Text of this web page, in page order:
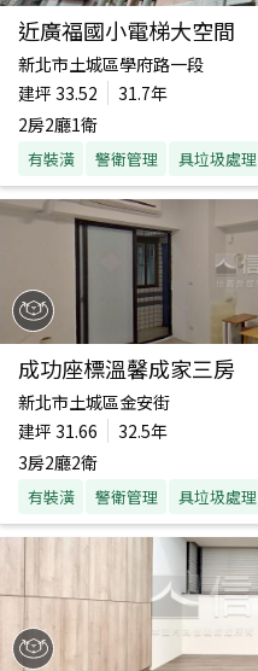
近廣福國小電梯大空間
新北市土城區學府路一段
建坪 33.52
31.7年
2房2廳1衛
有裝潢 警衛管理 具垃圾處理
成功座標溫馨成家三房
新北市土城區金安街
建坪 31.66
32.5年
3房2廳2衛
有裝潢 警衛管理 具垃圾處理